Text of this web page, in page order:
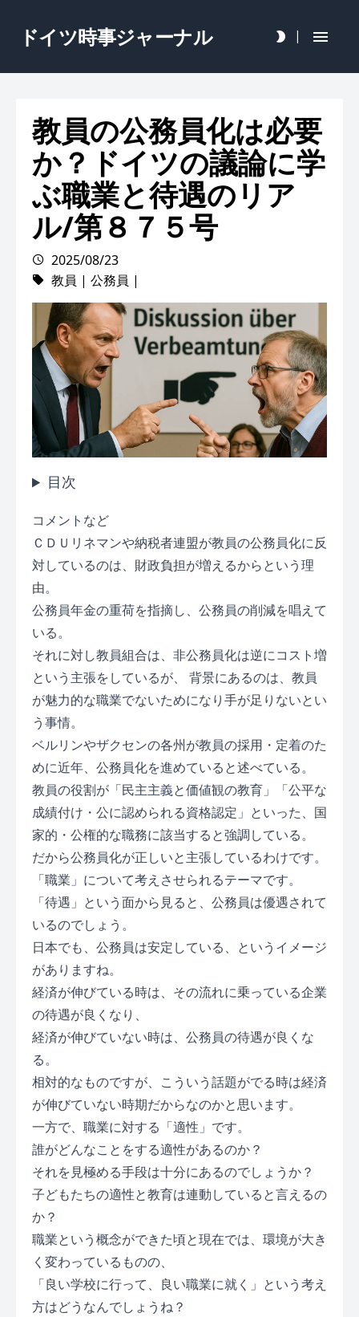
ドイツ時事ジャーナル |
教員の公務員化は必要
か？ドイツの議論に学
ぶ職業と待遇のリア
ル/第８７５号
2025/08/23
教員 | 公務員 |
目次
コメントなど
ＣＤＵリネマンや納税者連盟が教員の公務員化に反
対しているのは、財政負担が増えるからという理
由。
公務員年金の重荷を指摘し、公務員の削減を唱えて
いる。
それに対し教員組合は、非公務員化は逆にコスト増
という主張をしているが、 背景にあるのは、教員
が魅力的な職業でないためになり手が足りないとい
う事情。
ベルリンやザクセンの各州が教員の採用・定着のた
めに近年、公務員化を進めていると述べている。
教員の役割が「民主主義と価値観の教育」「公平な
成績付け・公に認められる資格認定」といった、国
家的・公権的な職務に該当すると強調している。
だから公務員化が正しいと主張しているわけです。
「職業」について考えさせられるテーマです。
「待遇」という面から見ると、公務員は優遇されて
いるのでしょう。
日本でも、公務員は安定している、というイメージ
がありますね。
経済が伸びている時は、その流れに乗っている企業
の待遇が良くなり、
経済が伸びていない時は、公務員の待遇が良くな
る。
相対的なものですが、こういう話題がでる時は経済
が伸びていない時期だからなのかと思います。
一方で、職業に対する「適性」です。
誰がどんなことをする適性があるのか？
それを見極める手段は十分にあるのでしょうか？
子どもたちの適性と教育は連動していると言えるの
か？
職業という概念ができた頃と現在では、環境が大き
く変わっているものの、
「良い学校に行って、良い職業に就く」という考え
方はどうなんでしょうね？